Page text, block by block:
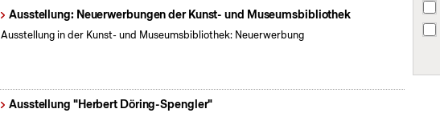
Ausstellung: Neuerwerbungen der Kunst- und Museumsbibliothek
Ausstellung in der Kunst- und Museumsbibliothek: Neuerwerbung
Ausstellung "Herbert Döring-Spengler"